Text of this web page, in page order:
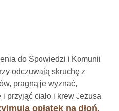
do Spowiedzi i Komunii
odczuwają skruchę z
pragną je wyznać,
przyjąć ciało i krew Jezusa
opłatek na dłoń.